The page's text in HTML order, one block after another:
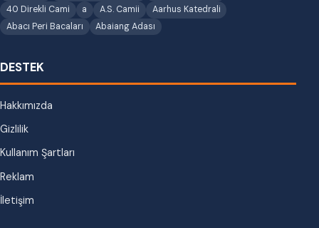
40 Direkli Cami
a A.S. Camii
Aarhus Katedrali
Abacı Peri Bacaları
Abaiang Adası
DESTEK
Hakkımızda
Gizlilik
Kullanım Şartları
Reklam
İletişim